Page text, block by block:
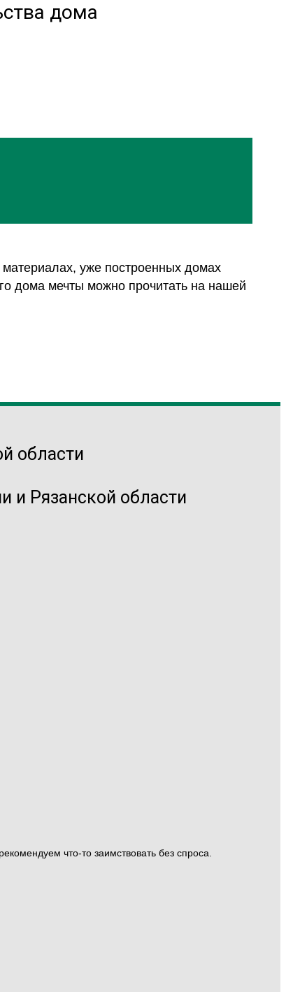
дома
уже построенных домах
дома мечты можно прочитать на нашей
и Рязанской области
что-то заимствовать без спроса.